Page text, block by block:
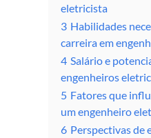
eletricista
3 Habilidades
carreira em
4 Salário e
engenheiros
5 Fatores que
um engenheiro
6 Perspectivas de